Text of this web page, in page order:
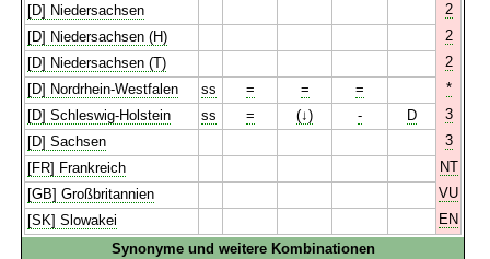
[D] Niedersachsen
2
[D] Niedersachsen (H)
2
[D] Niedersachsen (T)
2
[D] Nordrhein-Westfalen
ss = = =
*
[D] Schleswig-Holstein
ss = (↓) - D
3
[D] Sachsen
3
[FR] Frankreich
NT
[GB] Großbritannien
VU
[SK] Slowakei
EN
Synonyme und weitere Kombinationen